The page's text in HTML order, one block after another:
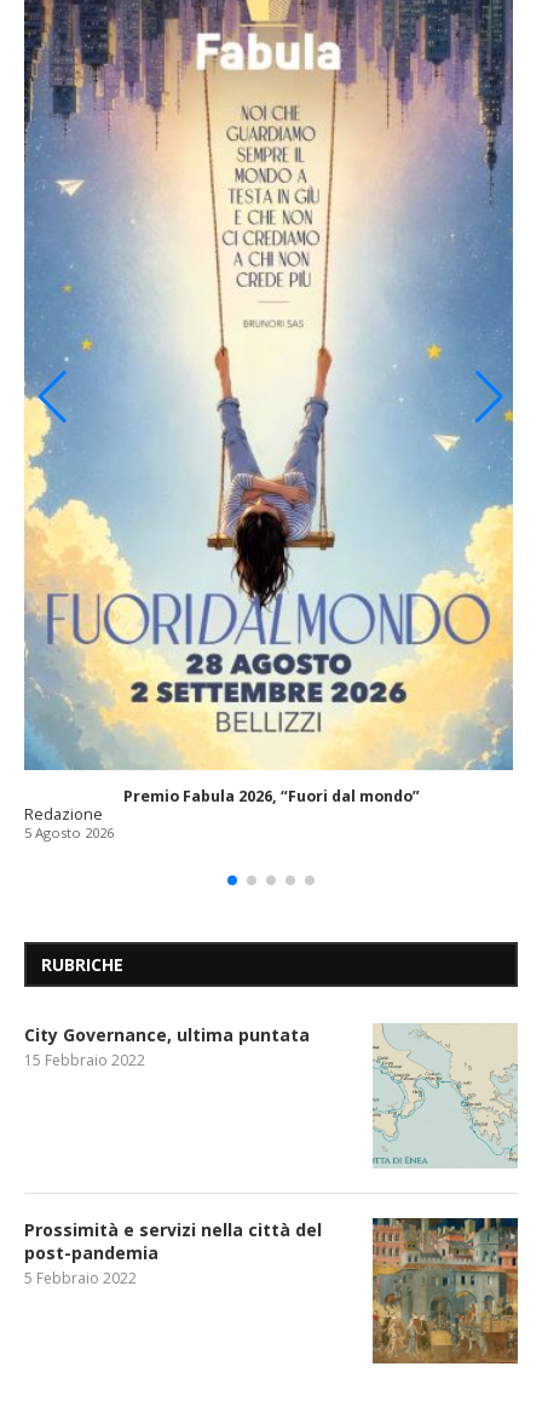
Premio Fabula 2026, “Fuori dal mondo”
Redazione
5 Agosto 2026
RUBRICHE
City Governance, ultima puntata
15 Febbraio 2022
Prossimità e servizi nella città del
post-pandemia
5 Febbraio 2022